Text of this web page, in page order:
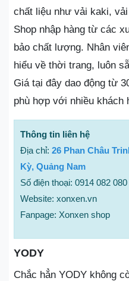
chất liệu như vải kaki,
Shop nhập hàng từ các
bảo chất lượng. Nhân
hiểu về thời trang, luôn
Giá tại đây dao động từ
phù hợp với nhiều khách
Thông tin liên hệ
Địa chỉ: 26 Phan Châu
Kỳ, Quảng Nam
Số điện thoại: 0914 082 080
Website: xonxen.vn
Fanpage: Xonxen shop
YODY
Chắc hẳn YODY không